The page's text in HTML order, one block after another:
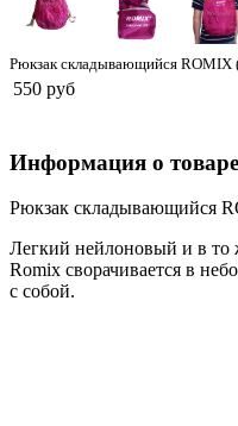
Рюкзак складывающийся ROMIX
550 руб
Информация о товаре
Рюкзак складывающийся
Легкий нейлоновый и в то
Romix сворачивается в
с собой.